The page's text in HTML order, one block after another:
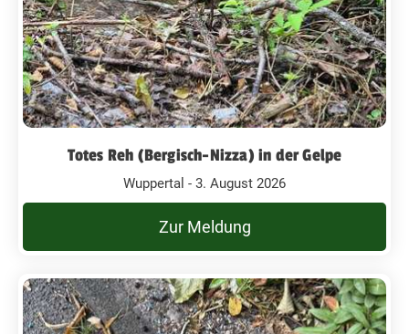
Totes Reh (Bergisch-Nizza) in der Gelpe
Wuppertal - 3. August 2026
Zur Meldung